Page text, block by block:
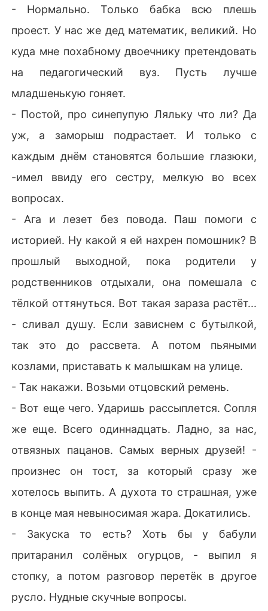
- Нормально. Только бабка всю плешь
проест. У нас же дед математик, великий. Но
куда мне похабному двоечнику претендовать
на педагогический вуз. Пусть лучше
младшенькую гоняет.
- Постой, про синепупую Ляльку что ли? Да
уж, а заморыш подрастает. И только с
каждым днём становятся большие глазюки,
-имел ввиду его сестру, мелкую во всех
вопросах.
- Ага и лезет без повода. Паш помоги с
историей. Ну какой я ей нахрен помошник? В
прошлый выходной, пока родители у
родственников отдыхали, она помешала с
тёлкой оттянуться. Вот такая зараза растёт...
- сливал душу. Если зависнем с бутылкой,
так это до рассвета. А потом пьяными
козлами, приставать к малышкам на улице.
- Так накажи. Возьми отцовский ремень.
- Вот еще чего. Ударишь рассыплется. Сопля
же еще. Всего одиннадцать. Ладно, за нас,
отвязных пацанов. Самых верных друзей! -
произнес он тост, за который сразу же
хотелось выпить. А духота то страшная, уже
в конце мая невыносимая жара. Докатились.
- Закуска то есть? Хоть бы у бабули
притаранил солёных огурцов, - выпил я
стопку, а потом разговор перетёк в другое
русло. Нудные скучные вопросы.